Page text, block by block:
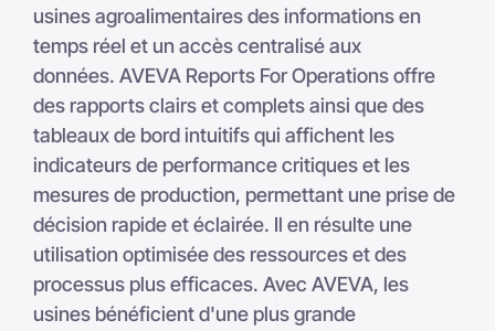
usines agroalimentaires des informations en
temps réel et un accès centralisé aux
données. AVEVA Reports For Operations offre
des rapports clairs et complets ainsi que des
tableaux de bord intuitifs qui affichent les
indicateurs de performance critiques et les
mesures de production, permettant une prise de
décision rapide et éclairée. Il en résulte une
utilisation optimisée des ressources et des
processus plus efficaces. Avec AVEVA, les
usines bénéficient d'une plus grande